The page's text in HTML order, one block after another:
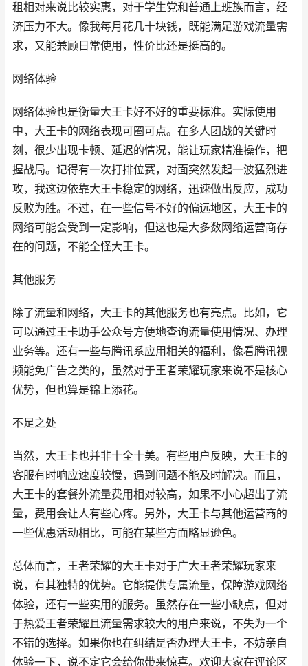
租相对来说比较实惠，对于学生党和普通上班族而言，经
济压力不大。像我每月花几十块钱，既能满足游戏流量需
求，又能兼顾日常使用，性价比还是挺高的。
网络体验
网络体验也是衡量大王卡好不好的重要标准。实际使用
中，大王卡的网络表现可圈可点。在多人团战的关键时
刻，很少出现卡顿、延迟的情况，能让玩家精准操作，把
握战局。记得有一次打排位赛，对面突然发起一波猛烈进
攻，我这边依靠大王卡稳定的网络，迅速做出反应，成功
反败为胜。不过，在一些信号不好的偏远地区，大王卡的
网络可能会受到一定影响，但这也是大多数网络运营商存
在的问题，不能全怪大王卡。
其他服务
除了流量和网络，大王卡的其他服务也有亮点。比如，它
可以通过王卡助手公众号方便地查询流量使用情况、办理
业务等。还有一些与腾讯系应用相关的福利，像看腾讯视
频能免广告之类的，虽然对于王者荣耀玩家来说不是核心
优势，但也算是锦上添花。
不足之处
当然，大王卡也并非十全十美。有些用户反映，大王卡的
客服有时响应速度较慢，遇到问题不能及时解决。而且，
大王卡的套餐外流量费用相对较高，如果不小心超出了流
量，费用会让人有些心疼。另外，大王卡与其他运营商的
一些优惠活动相比，可能在某些方面略显逊色。
总体而言，王者荣耀的大王卡对于广大王者荣耀玩家来
说，有其独特的优势。它能提供专属流量，保障游戏网络
体验，还有一些实用的服务。虽然存在一些小缺点，但对
于热爱王者荣耀且流量需求较大的用户来说，不失为一个
不错的选择。如果你也在纠结是否办理大王卡，不妨亲自
体验一下，说不定它会给你带来惊喜。欢迎大家在评论区